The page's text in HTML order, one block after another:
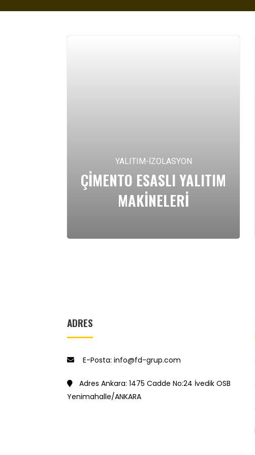
YALITIM-İZOLASYON
ÇIMENTO ESASLI YALITIM
MAKINELERI
ADRES
E-Posta: info@fd-grup.com
Adres Ankara: 1475 Cadde No:24 İvedik OSB
Yenimahalle/ANKARA